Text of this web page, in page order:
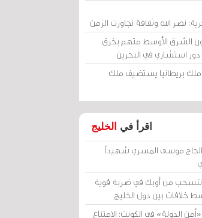
نصر الله وثقافة تجاوزت الزمن
الشرق الأوسط متهم بخرق
استشاري في البحرين
ملك بريطانيا يستضيف ملك
اقرأ في الخليج
الحاج موسى المسري شهيداً
تنسحب من أوبك في ضربة قوية
خلافات بين دول الخليج
الدولة» في الكويت: الامتناع